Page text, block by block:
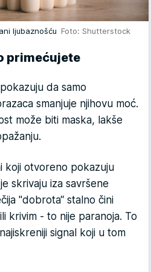
ljubaznošću Foto: Shutterstock
primećujete
da samo
smanjuje njihovu moć.
može biti maska, lakše
koji otvoreno pokazuju
skrivaju iza savršene
"dobrota“ stalno čini
krivim - to nije paranoja. To
signal koji u tom